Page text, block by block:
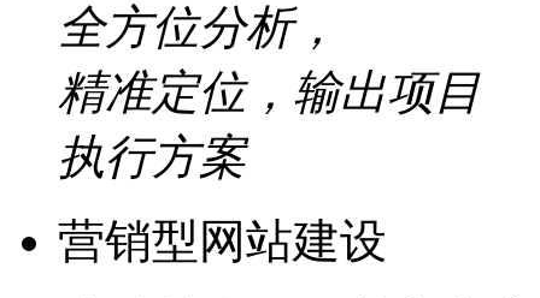
全方位分析，
精准定位，输出项目
执行方案
营销型网站建设